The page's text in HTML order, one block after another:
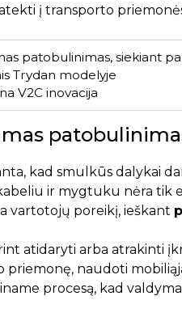
į transporto
patobulinimas, siekiant
Trydan modelyje
V2C inovacija
kad smulkūs dalykai
ir mygtuku nėra tik
vartotojų poreikį, ieškant
atidaryti arba atrakinti
priemonę, naudoti
procesą, kad